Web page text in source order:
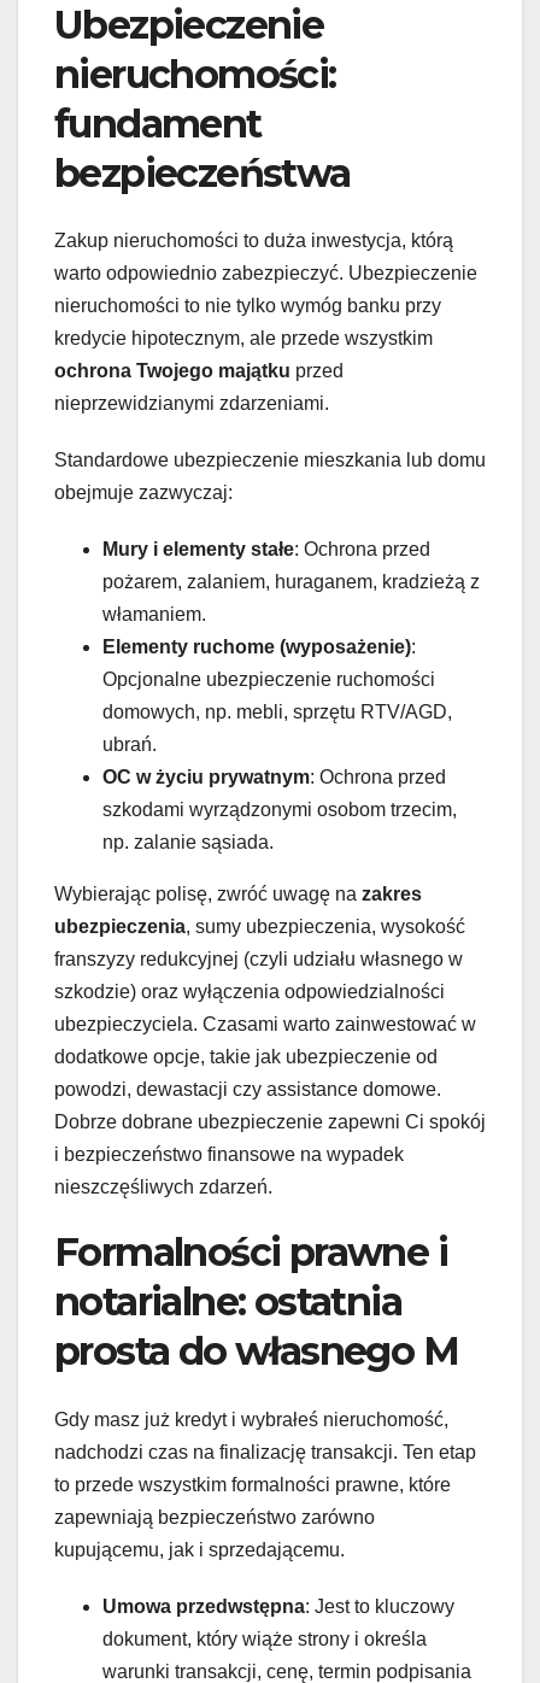
Ubezpieczenie
nieruchomości:
fundament
bezpieczeństwa
Zakup nieruchomości to duża inwestycja, którą
warto odpowiednio zabezpieczyć. Ubezpieczenie
nieruchomości to nie tylko wymóg banku przy
kredycie hipotecznym, ale przede wszystkim
ochrona Twojego majątku przed
nieprzewidzianymi zdarzeniami.
Standardowe ubezpieczenie mieszkania lub domu
obejmuje zazwyczaj:
Mury i elementy stałe: Ochrona przed
pożarem, zalaniem, huraganem, kradzieżą z
włamaniem.
Elementy ruchome (wyposażenie):
Opcjonalne ubezpieczenie ruchomości
domowych, np. mebli, sprzętu RTV/AGD,
ubrań.
OC w życiu prywatnym: Ochrona przed
szkodami wyrządzonymi osobom trzecim,
np. zalanie sąsiada.
Wybierając polisę, zwróć uwagę na zakres
ubezpieczenia, sumy ubezpieczenia, wysokość
franszyzy redukcyjnej (czyli udziału własnego w
szkodzie) oraz wyłączenia odpowiedzialności
ubezpieczyciela. Czasami warto zainwestować w
dodatkowe opcje, takie jak ubezpieczenie od
powodzi, dewastacji czy assistance domowe.
Dobrze dobrane ubezpieczenie zapewni Ci spokój
i bezpieczeństwo finansowe na wypadek
nieszczęśliwych zdarzeń.
Formalności prawne i
notarialne: ostatnia
prosta do własnego M
Gdy masz już kredyt i wybrałeś nieruchomość,
nadchodzi czas na finalizację transakcji. Ten etap
to przede wszystkim formalności prawne, które
zapewniają bezpieczeństwo zarówno
kupującemu, jak i sprzedającemu.
Umowa przedwstępna: Jest to kluczowy
dokument, który wiąże strony i określa
warunki transakcji, cenę, termin podpisania